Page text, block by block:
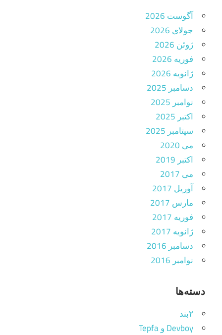
آگوست 2026
جولای 2026
ژوئن 2026
فوریه 2026
ژانویه 2026
دسامبر 2025
نوامبر 2025
اکتبر 2025
سپتامبر 2025
می 2020
اکتبر 2019
می 2017
آوریل 2017
مارس 2017
فوریه 2017
ژانویه 2017
دسامبر 2016
نوامبر 2016
دسته‌ها
۲بند
Devboy و Tepfa